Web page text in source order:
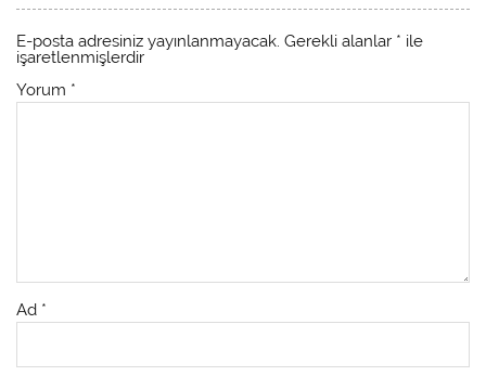
E-posta adresiniz yayınlanmayacak. Gerekli alanlar * ile
işaretlenmişlerdir
Yorum *
Ad *